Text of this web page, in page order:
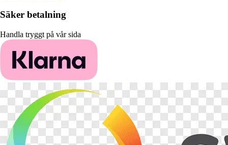
Säker betalning
Handla tryggt på vår sida